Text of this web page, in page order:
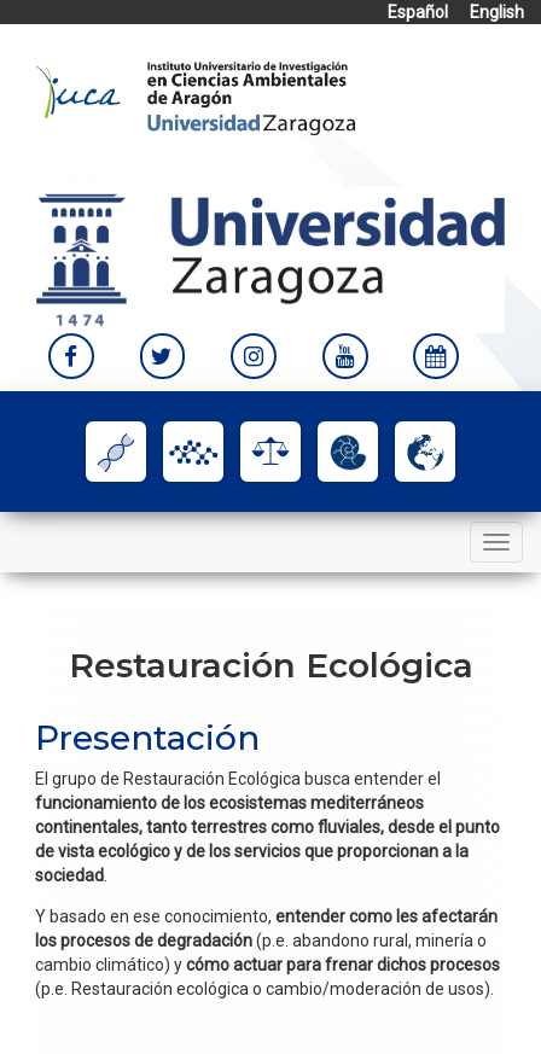
Español
English
content
Toggle
navigation
Restauración Ecológica
Presentación
El grupo de Restauración Ecológica busca entender el
funcionamiento de los ecosistemas mediterráneos
continentales, tanto terrestres como fluviales, desde el punto
de vista ecológico y de los servicios que proporcionan a la
sociedad
Y basado en ese conocimiento, entender como les afectarán
los procesos de degradación(p.e. abandono rural, minería o
cambio climático) ycómo actuar para frenar dichos procesos
(p.e. Restauración ecológica o cambio/moderación de usos).